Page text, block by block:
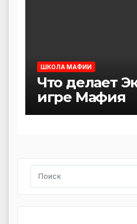
ШКОЛА МАФИИ
Что делает
игре Мафия